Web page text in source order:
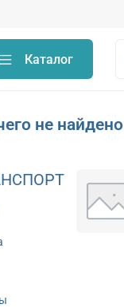
Каталог
не найдено